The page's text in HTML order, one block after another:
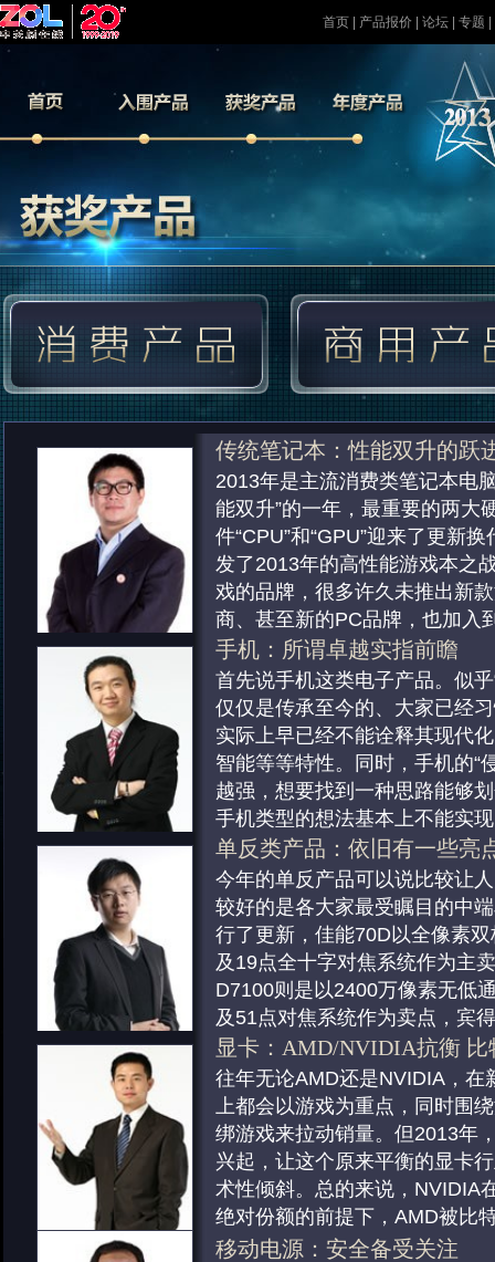
首页 产品报价 |论坛 |专题
传统笔记本：性能双升的跃
2013年是主流消费类笔记本电
能双升”的一年，最重要的两大
件“CPU”和“GPU”迎来了更新
发了2013年的高性能游戏本之
戏的品牌，很多许久未推出新
商、甚至新的PC品牌，也加入
这也是消费……[详细]
台式电脑&一体电脑：：
传统的台式电脑目前在商用领
八稳，而在消费类领域则缺乏
能够移动便携的产品更为青睐
看到，应对消费者的需求，越
入到了MiniPC的开发行列。一
了Win8系统的全面进驻，让大
体……[详细]
新派笔记本：“超极”向“2合
到2013年，超极本这样一个有
记本的新品类，设计和营销都
善，在新处理器的带动下，更
能，也让它在生活、工作等舞
发挥空间。触控屏+Win8成为
变形本的标配，这也让新派笔
了“敲……[详细]
新派笔记本：“超极”向“2合
到2013年，超极本这样一个有
记本的新品类，设计和营销都
善，在新处理器的带动下，更
能，也让它在生活、工作等舞
手机：所谓卓越实指前瞻
首先说手机这类电子产品。似乎
仅仅是传承至今的、大家已经
实际上早已经不能诠释其现代
智能等等特性。同时，手机的“
越强，想要找到一种思路能够
手机类型的想法基本上不能实
[详细]
手机：所谓卓越实指前瞻
首先说手机这类电子产品。似乎
仅仅是传承至今的、大家已经
实际上早已经不能诠释其现代
智能等等特性。同时，手机的“
越强，想要找到一种思路能够
手机类型的想法基本上不能实
[详细]
手机：所谓卓越实指前瞻
首先说手机这类电子产品。似乎
仅仅是传承至今的、大家已经
实际上早已经不能诠释其现代
智能等等特性。同时，手机的“
越强，想要找到一种思路能够
单反类产品：依旧有一些亮
今年的单反产品可以说比较让
较好的是各大家最受瞩目的中
行了更新，佳能70D以全像素
及19点全十字对焦系统作为主
D7100则是以2400万像素无低
及51点对焦系统作为卖点，宾
的无低通……[详细]
无反类产品：不断向着完善
无反类产品可以说是今年各大
的点，不过今年无反相机并没
那种猛烈爆发，依旧保持着稳
代。在这些相机里边也出现了
A7R、A7作为第一台全画幅无
不少人的眼球，而奥林巴斯E-
显卡：AMD/NVIDIA抗衡 比
往年无论AMD还是NVIDIA，在
上都会以游戏为重点，同时围
绑游戏来拉动销量。但2013年
兴起，让这个原来平衡的显卡
术性倾斜。总的来说，NVIDIA
绝对份额的前提下，AMD被比
支“催化…… [详细]
移动电源：安全备受关注